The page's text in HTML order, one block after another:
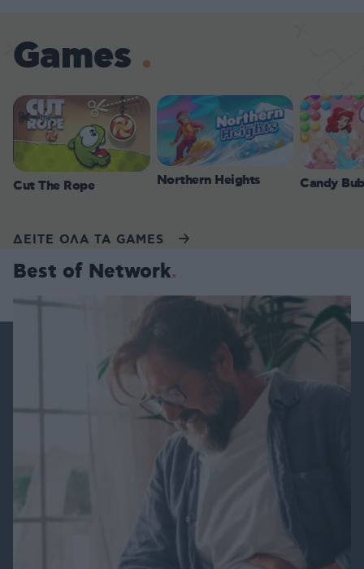
Games
Cut The Rope Northern Heights Candy
ΔΕΙΤΕ ΟΛΑ ΤΑ GAMES
Best of Network